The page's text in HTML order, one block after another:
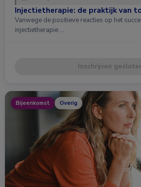
Injectietherapie: de praktijk van
Vanwege de positieve reacties op het
injectietherapie …
Inschrijven
Bijeenkomst Overig